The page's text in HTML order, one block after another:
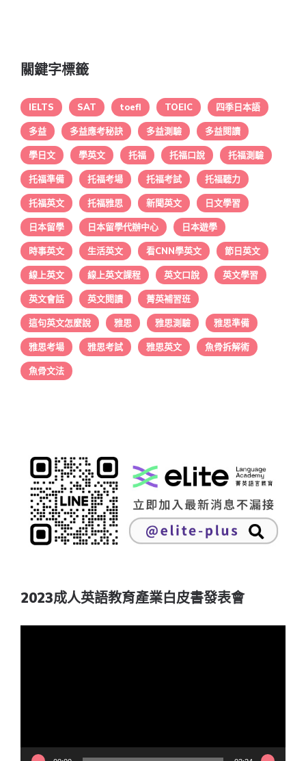
關鍵字標籤
IELTS SAT toefl TOEIC 四季日本語
多益 多益應考秘訣 多益測驗 多益閱讀
學日文 學英文 托福 托福口說 托福測驗
托福準備 托福考場 托福考試 托福聽力
托福英文 托福雅思 新聞英文 日文學習
日本留學 日本留學代辦中心 日本遊學
時事英文 生活英文 看CNN學英文 節日英文
線上英文 線上英文課程 英文口說 英文學習
英文會話 英文閱讀 菁英補習班
這句英文怎麼說 雅思 雅思測驗 雅思準備
雅思考場 雅思考試 雅思英文 魚骨拆解術
魚骨文法
2023成人英語教育產業白皮書發表會